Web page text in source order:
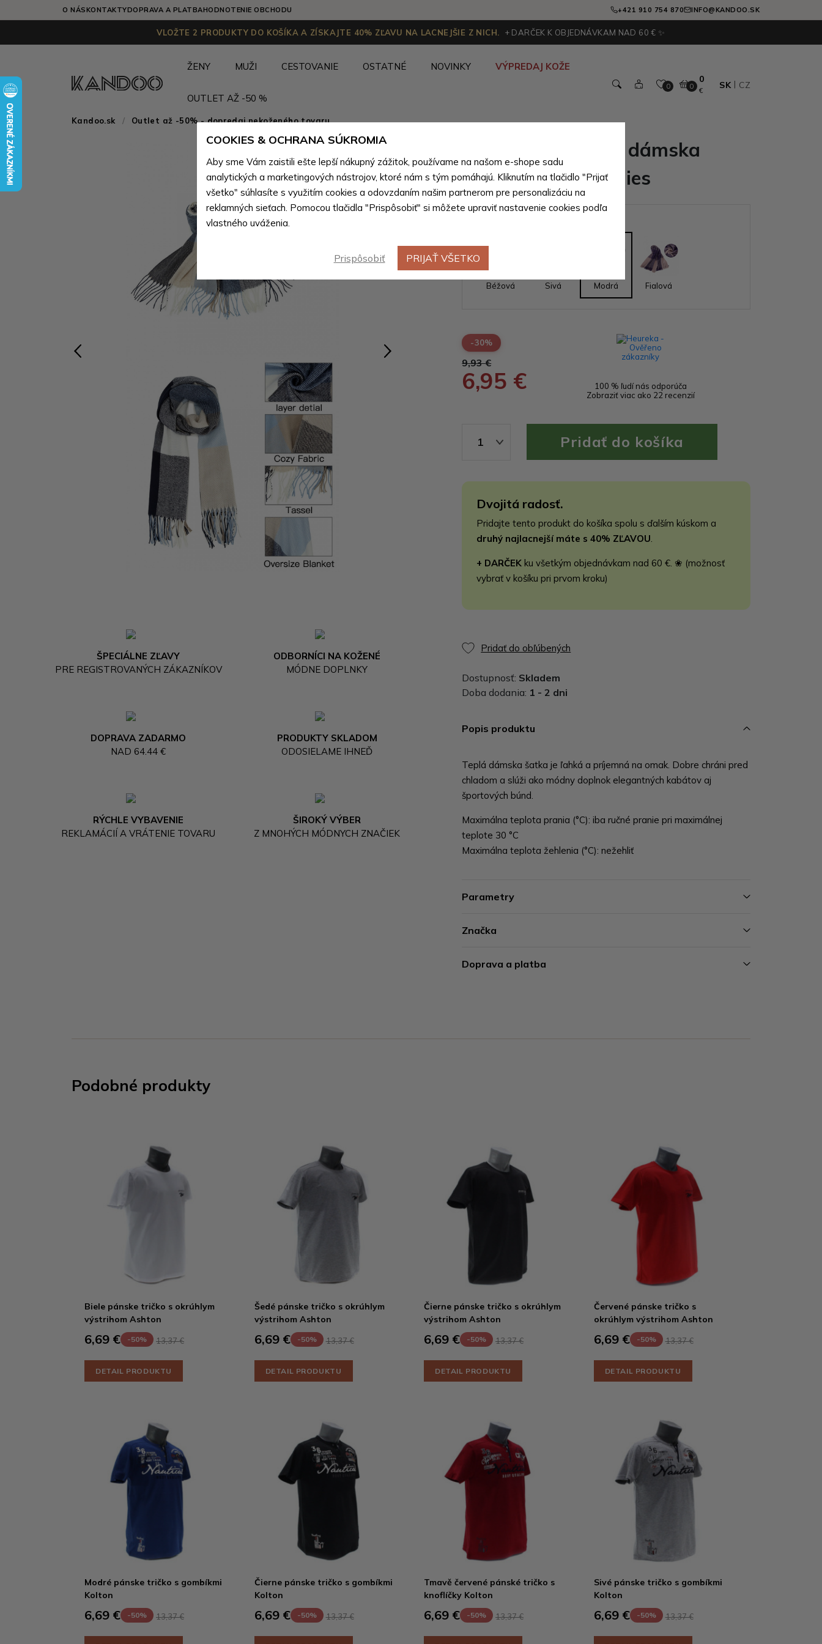
O NÁSKONTAKTYDOPRAVA A PLATBAHODNOTENIE OBCHODU +421 910 754 870 INFO@KANDOO.SK
VLOŽTE 2 PRODUKTY DO KOŠÍKA A ZÍSKAJTE 40% ZĽAVU NA LACNEJŠIE Z NICH. + DARČEK K OBJEDNÁVKAM NAD 60 € ✨
ŽENY MUŽI CESTOVANIE OSTATNÉ NOVINKY VÝPREDAJ KOŽE
OUTLET AŽ -50 %
0 0
0
€
SK CZ
Kandoo.sk Outlet až -50% - dopredaj nekoženého tovaru
ŠPECIÁLNE ZĽAVY
PRE REGISTROVANÝCH ZÁKAZNÍKOV
ODBORNÍCI NA KOŽENÉ
MÓDNE DOPLNKY
DOPRAVA ZADARMO
NAD 64.44 €
PRODUKTY SKLADOM
ODOSIELAME IHNEĎ
RÝCHLE VYBAVENIE
REKLAMÁCIÍ A VRÁTENIE TOVARU
ŠIROKÝ VÝBER
Z MNOHÝCH MÓDNYCH ZNAČIEK
Modrá kockovaná dámska
hrejivá šatka Fronies
Béžová Sivá Modrá Fialová
-30%
9,93 €
6,95 €
100 % ľudí nás odporúča
Zobraziť viac ako 22 recenzií
1
Dvojitá radosť.
Pridajte tento produkt do košíka spolu s ďalším kúskom a
druhý najlacnejší máte s 40% ZĽAVOU.
+ DARČEK ku všetkým objednávkam nad 60 €. ❀ (možnosť
vybrať v košíku pri prvom kroku)
Pridať do obľúbených
Dostupnosť: Skladem
Doba dodania: 1 - 2 dni
Popis produktu
Teplá dámska šatka je ľahká a príjemná na omak. Dobre chráni pred
chladom a slúži ako módny doplnok elegantných kabátov aj
športových búnd.
Maximálna teplota prania (°C): iba ručné pranie pri maximálnej
teplote 30 °C
Maximálna teplota žehlenia (°C): nežehliť
Parametry
Značka
Doprava a platba
Podobné produkty
Biele pánske tričko s okrúhlym
výstrihom Ashton
6,69 € -50% 13,37 €
DETAIL PRODUKTU
Šedé pánske tričko s okrúhlym
výstrihom Ashton
6,69 € -50% 13,37 €
DETAIL PRODUKTU
Čierne pánske tričko s okrúhlym
výstrihom Ashton
6,69 € -50% 13,37 €
DETAIL PRODUKTU
Červené pánske tričko s
okrúhlym výstrihom Ashton
6,69 € -50% 13,37 €
DETAIL PRODUKTU
Modré pánske tričko s gombíkmi
Kolton
6,69 € -50% 13,37 €
Čierne pánske tričko s gombíkmi
Kolton
6,69 € -50% 13,37 €
Tmavě červené pánské tričko s
knoflíčky Kolton
6,69 € -50% 13,37 €
Sivé pánske tričko s gombíkmi
Kolton
6,69 € -50% 13,37 €
COOKIES & OCHRANA SÚKROMIA
Aby sme Vám zaistili ešte lepší nákupný zážitok, používame na našom e-shope sadu
analytických a marketingových nástrojov, ktoré nám s tým pomáhajú. Kliknutím na tlačidlo "Prijať
všetko" súhlasíte s využitím cookies a odovzdaním našim partnerom pre personalizáciu na
reklamných sieťach. Pomocou tlačidla "Prispôsobiť" si môžete upraviť nastavenie cookies podľa
vlastného uváženia.
Prispôsobiť PRIJAŤ VŠETKO